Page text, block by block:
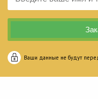
Ваши данные не будут